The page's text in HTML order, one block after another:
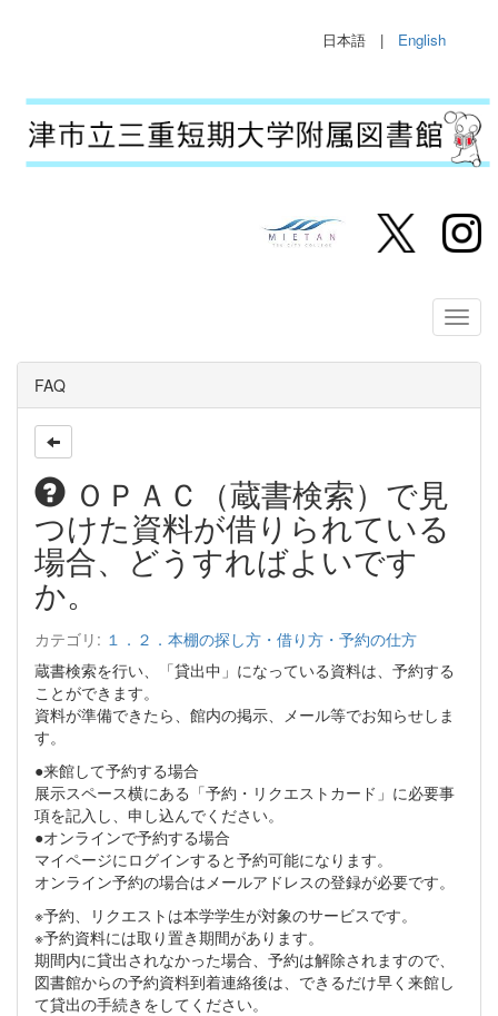
日本語 | English
FAQ
ＯＰＡＣ（蔵書検索）で見
つけた資料が借りられている
場合、どうすればよいです
か。
カテゴリ: １．２．本棚の探し方・借り方・予約の仕方
蔵書検索を行い、「貸出中」になっている資料は、予約する
ことができます。
資料が準備できたら、館内の掲示、メール等でお知らせしま
す。
●来館して予約する場合
展示スペース横にある「予約・リクエストカード」に必要事
項を記入し、申し込んでください。
●オンラインで予約する場合
マイページにログインすると予約可能になります。
オンライン予約の場合はメールアドレスの登録が必要です。
※予約、リクエストは本学学生が対象のサービスです。
※予約資料には取り置き期間があります。
期間内に貸出されなかった場合、予約は解除されますので、
図書館からの予約資料到着連絡後は、できるだけ早く来館し
て貸出の手続きをしてください。